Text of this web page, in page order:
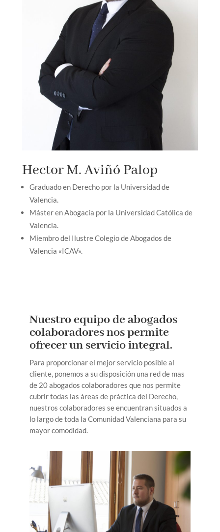
Hector M. Aviñó Palop
Graduado en Derecho por la Universidad de
Valencia.
Máster en Abogacía por la Universidad Católica de
Valencia.
Miembro del Ilustre Colegio de Abogados de
Valencia «ICAV».
Nuestro equipo de abogados
colaboradores nos permite
ofrecer un servicio integral.
Para proporcionar el mejor servicio posible al
cliente, ponemos a su disposición una red de mas
de 20 abogados colaboradores que nos permite
cubrir todas las áreas de práctica del Derecho,
nuestros colaboradores se encuentran situados a
lo largo de toda la Comunidad Valenciana para su
mayor comodidad.